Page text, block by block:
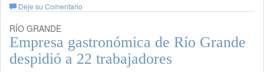
Deje su Comentario
RÍO GRANDE
Empresa gastronómica de Río Grande
despidió a 22 trabajadores